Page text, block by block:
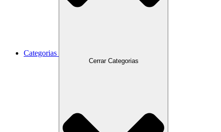
Categorias
Cerrar Categorias